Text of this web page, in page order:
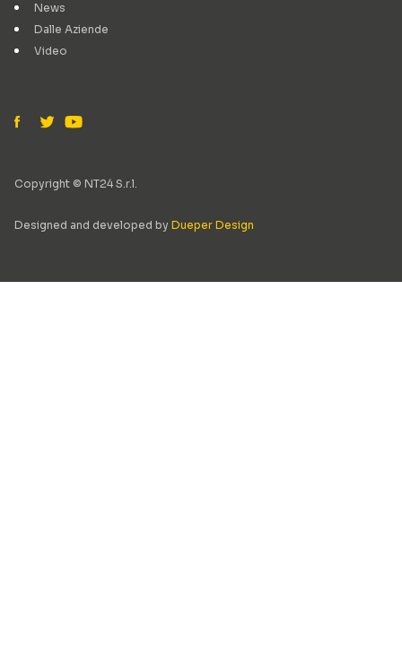
News
Dalle Aziende
Video
Copyright © NT24 S.r.l.
Designed and developed by Dueper Design